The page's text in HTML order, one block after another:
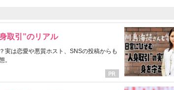
取引”のリアル
実は恋愛や悪質ホスト、SNSの投稿からも
。